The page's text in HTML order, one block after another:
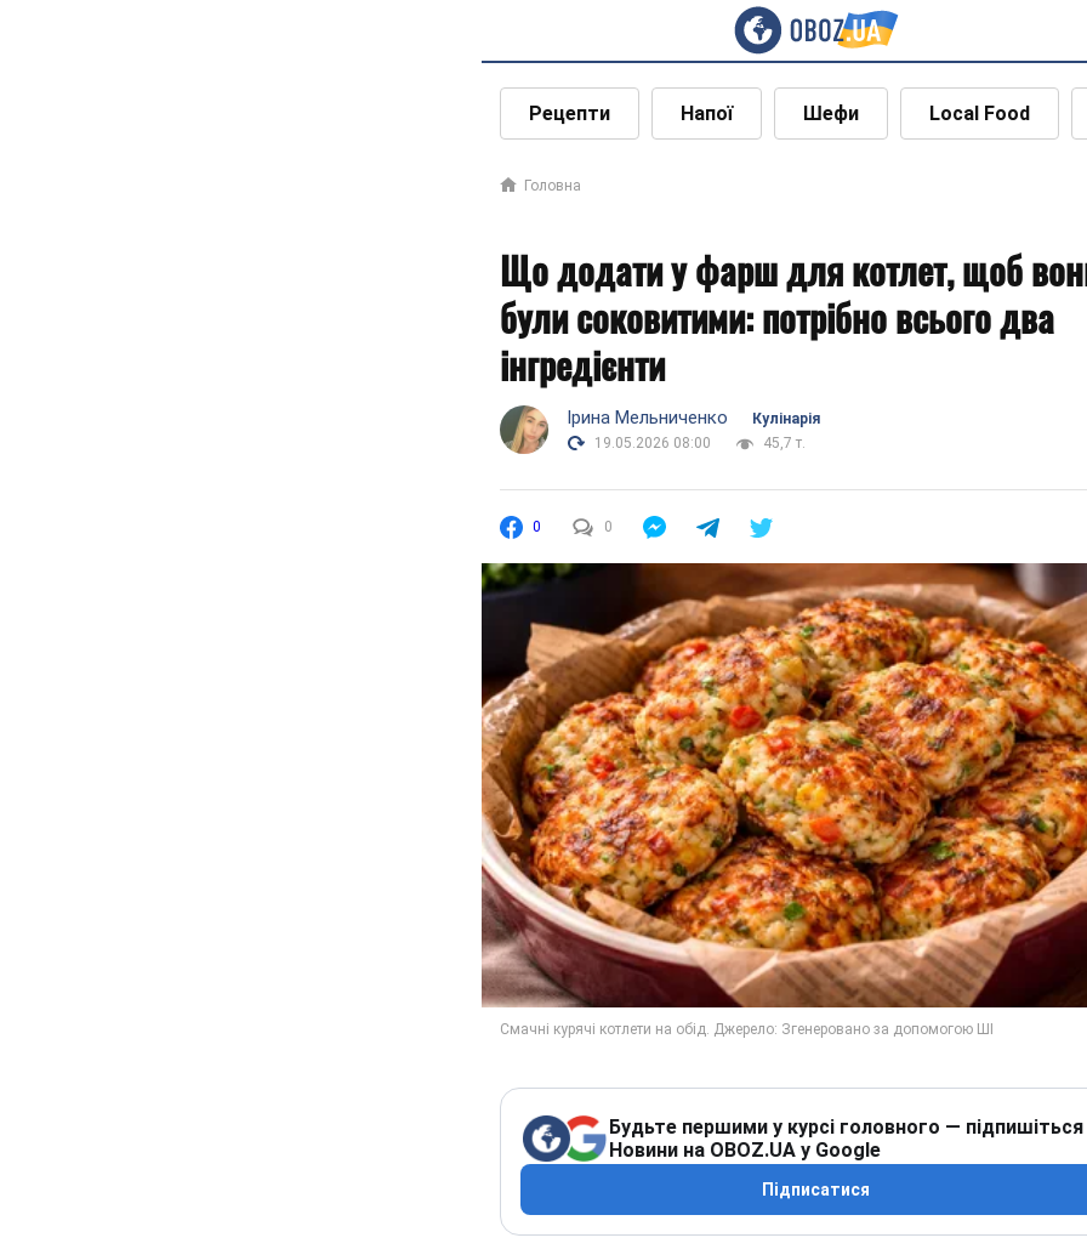
Рецепти Напої Шефи Local Food
Головна
Що додати у фарш для котлет, щоб
були соковитими: потрібно всього два
інгредієнти
Ірина Мельниченко
Кулінарія
19.05.2026 08:00
45,7 т.
0 0
Будьте першими у курсі головного — підпишіться
Новини на OBOZ.UA у Google
Підписатися